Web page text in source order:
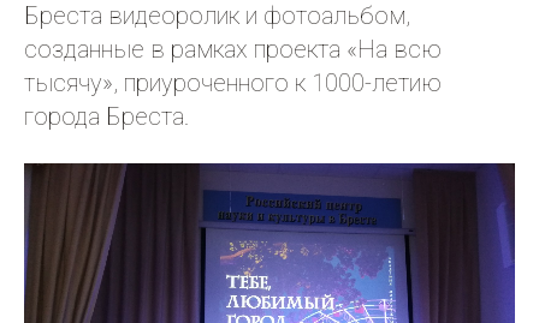
Бреста видеоролик и фотоальбом,
созданные в рамках проекта «На всю
тысячу», приуроченного к 1000-летию
города Бреста.